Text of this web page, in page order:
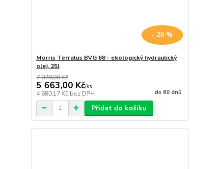
- 20 %
Morris Terralus BVG 68 - ekologický hydraulický
olej, 25l
7 078,00 Kč
5 663,00 Kč/ks
4 680,17 Kč bez DPH do 60 dnů
Přidat do košíku